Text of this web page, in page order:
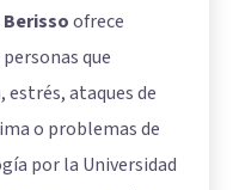
ofrece
que
estrés, ataques de
o problemas de
por la Universidad